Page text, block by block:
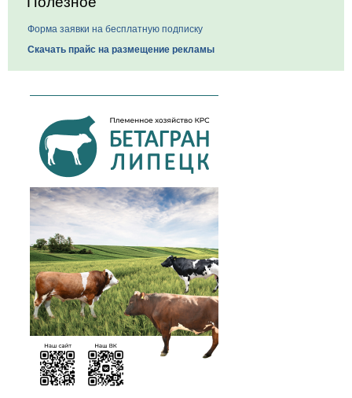
Форма заявки на бесплатную подписку
Скачать прайс на размещение рекламы